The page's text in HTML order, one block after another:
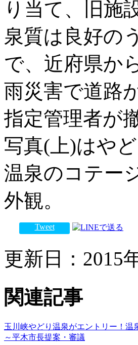
り当て、旧施
泉質は良好の
で、近府県か
雨災害で道路
指定管理者が
写真(上)はや
温泉のコテー
外観。
Tweet
更新日：2015
関連記事
玉川峡やどり温泉がエントリー！温
～平木市長提案・審議